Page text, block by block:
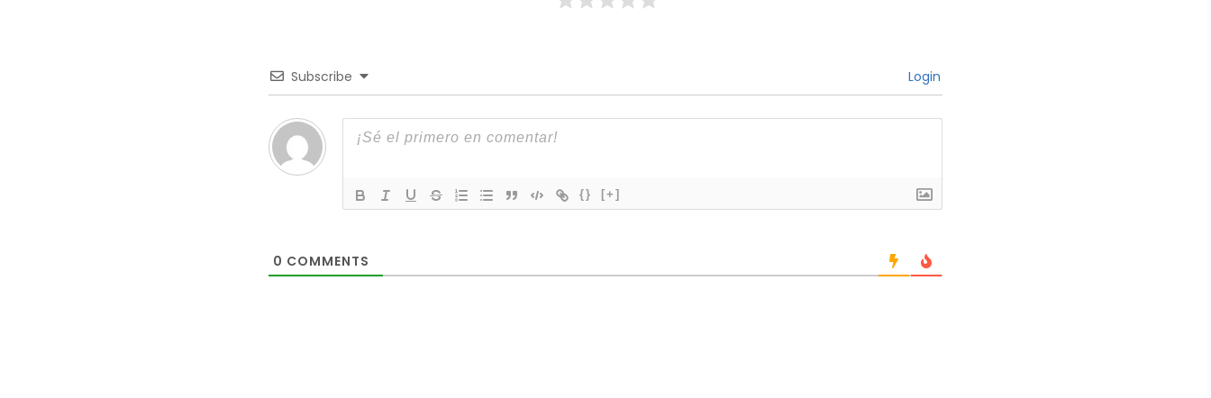
Subscribe Login
{} [+]
0 COMMENTS